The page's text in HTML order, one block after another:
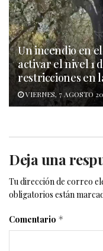
Un incendio en
activar el nivel 1
restricciones en
VIERNES, 7 AGOSTO
Deja una
Tu dirección de correo
obligatorios están
Comentario *